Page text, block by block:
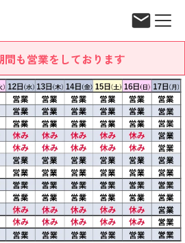
間も営業をしております